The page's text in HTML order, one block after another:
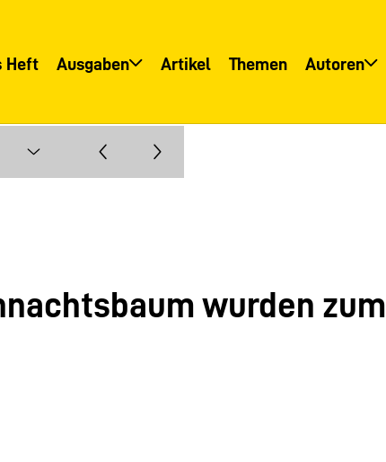
Heft Ausgaben
Informationsservice
Artikel Themen Autoren
wurden zum